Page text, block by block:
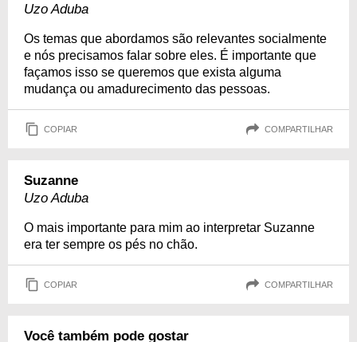
Uzo Aduba
Os temas que abordamos são relevantes socialmente
e nós precisamos falar sobre eles. É importante que
façamos isso se queremos que exista alguma
mudança ou amadurecimento das pessoas.
COPIAR COMPARTILHAR
Suzanne
Uzo Aduba
O mais importante para mim ao interpretar Suzanne
era ter sempre os pés no chão.
COPIAR COMPARTILHAR
Você também pode gostar